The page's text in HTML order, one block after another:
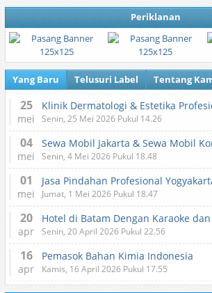
Periklanan
Yang Baru Telusuri Label Tentang
25
mei Senin, 25 Mei 2026 Pukul 14.26
04
mei Senin, 4 Mei 2026 Pukul 18.48
01
mei
Jasa Pindahan Profesional
Jumat, 1 Mei 2026 Pukul 18.47
20
apr
Hotel di Batam Dengan Karaoke
Senin, 20 April 2026 Pukul 22.56
16
apr
Pemasok Bahan Kimia Indonesia
Kamis, 16 April 2026 Pukul 17.55